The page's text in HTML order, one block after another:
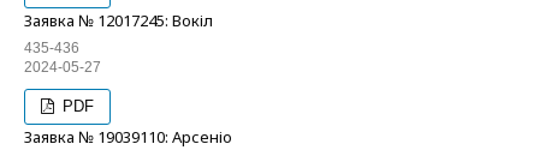
Заявка № 12017245: Вокіл
435-436
2024-05-27
PDF
Заявка № 19039110: Арсеніо